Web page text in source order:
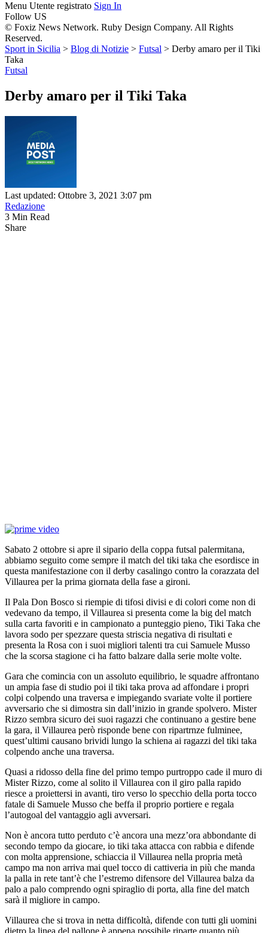
Menu Utente registrato Sign In
Follow US
© Foxiz News Network. Ruby Design Company. All Rights
Reserved.
Sport in Sicilia > Blog di Notizie > Futsal > Derby amaro per il Tiki
Taka
Futsal
Derby amaro per il Tiki Taka
Last updated: Ottobre 3, 2021 3:07 pm
Redazione
3 Min Read
Share
Sabato 2 ottobre si apre il sipario della coppa futsal palermitana,
abbiamo seguito come sempre il match del tiki taka che esordisce in
questa manifestazione con il derby casalingo contro la corazzata del
Villaurea per la prima giornata della fase a gironi.
Il Pala Don Bosco si riempie di tifosi divisi e di colori come non di
vedevano da tempo, il Villaurea si presenta come la big del match
sulla carta favoriti e in campionato a punteggio pieno, Tiki Taka che
lavora sodo per spezzare questa striscia negativa di risultati e
presenta la Rosa con i suoi migliori talenti tra cui Samuele Musso
che la scorsa stagione ci ha fatto balzare dalla serie molte volte.
Gara che comincia con un assoluto equilibrio, le squadre affrontano
un ampia fase di studio poi il tiki taka prova ad affondare i propri
colpi colpendo una traversa e impiegando svariate volte il portiere
avversario che si dimostra sin dall’inizio in grande spolvero. Mister
Rizzo sembra sicuro dei suoi ragazzi che continuano a gestire bene
la gara, il Villaurea però risponde bene con ripartrnze fulminee,
quest’ultimi causano brividi lungo la schiena ai ragazzi del tiki taka
colpendo anche una traversa.
Quasi a ridosso della fine del primo tempo purtroppo cade il muro di
Mister Rizzo, come al solito il Villaurea con il giro palla rapido
riesce a proiettersi in avanti, tiro verso lo specchio della porta tocco
fatale di Samuele Musso che beffa il proprio portiere e regala
l’autogoal del vantaggio agli avversari.
Non è ancora tutto perduto c’è ancora una mezz’ora abbondante di
secondo tempo da giocare, io tiki taka attacca con rabbia e difende
con molta apprensione, schiaccia il Villaurea nella propria metà
campo ma non arriva mai quel tocco di cattiveria in più che manda
la palla in rete tant’è che l’estremo difensore del Villaurea balza da
palo a palo comprendo ogni spiraglio di porta, alla fine del match
sarà il migliore in campo.
Villaurea che si trova in netta difficoltà, difende con tutti gli uomini
dietro la linea del pallone è appena possibile riparte quanto più